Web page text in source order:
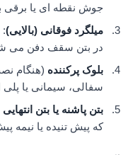
جوش نقطه ای یا
میلگرد فوقانی (بالایی):
در بتن سقف دفن می
بلوک پرکننده (هنگام
سفالی، سیمانی یا پلی
بتن پاشنه یا بتن
که پیش تنیده یا نیمه